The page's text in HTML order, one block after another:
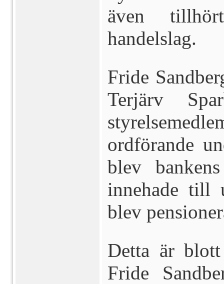
även
handelslag.
Fride
Terjärv
ordförande
blev
innehade till
blev
Detta är blott
Fride